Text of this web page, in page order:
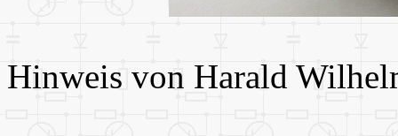
Hinweis von Harald